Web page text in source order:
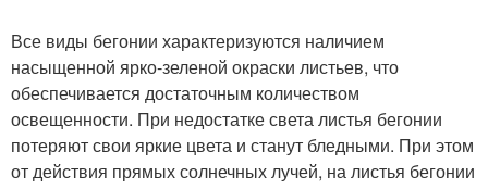
Все виды бегонии характеризуются наличием
насыщенной ярко-зеленой окраски листьев, что
обеспечивается достаточным количеством
освещенности. При недостатке света листья бегонии
потеряют свои яркие цвета и станут бледными. При этом
от действия прямых солнечных лучей, на листья бегонии